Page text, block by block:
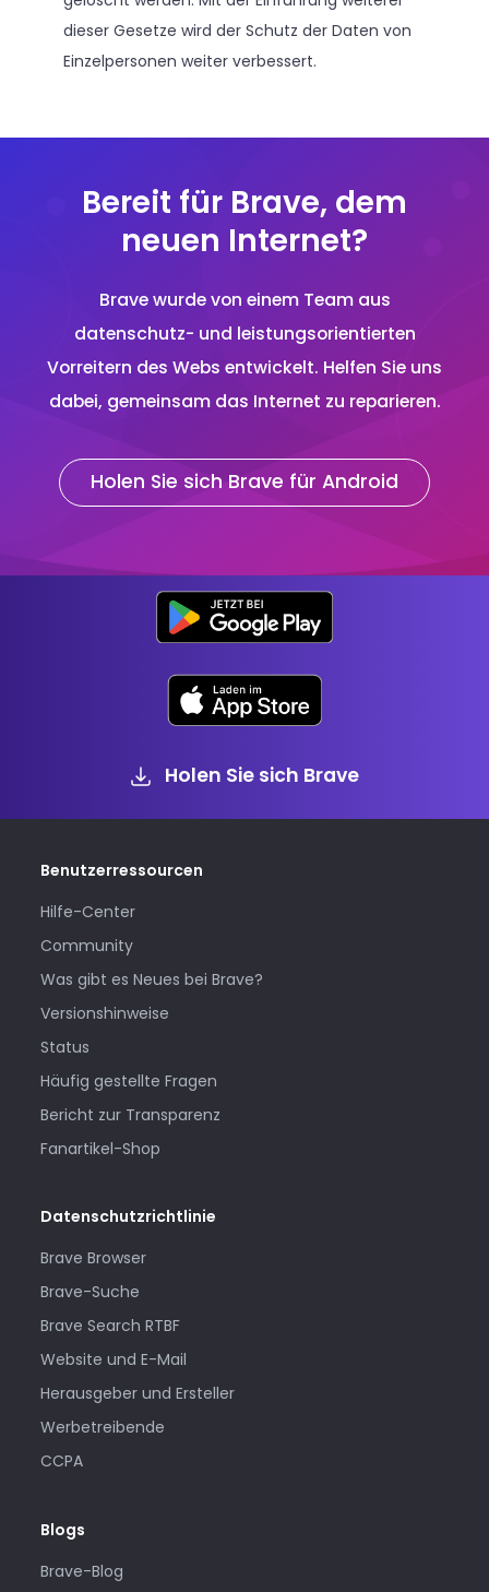
dieser Gesetze wird der Schutz der Daten von
Einzelpersonen weiter verbessert.
Bereit für Brave, dem
neuen Internet?
Brave wurde von einem Team aus
datenschutz- und leistungsorientierten
Vorreitern des Webs entwickelt. Helfen Sie uns
dabei, gemeinsam das Internet zu reparieren.
Holen Sie sich Brave für Android
Holen Sie sich Brave
Benutzerressourcen
Hilfe-Center
Community
Was gibt es Neues bei Brave?
Versionshinweise
Status
Häufig gestellte Fragen
Bericht zur Transparenz
Fanartikel-Shop
Datenschutzrichtlinie
Brave Browser
Brave-Suche
Brave Search RTBF
Website und E-Mail
Herausgeber und Ersteller
Werbetreibende
CCPA
Blogs
Brave-Blog